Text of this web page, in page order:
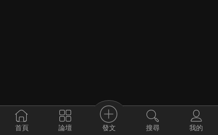
首頁 論壇 發文 搜尋 我的